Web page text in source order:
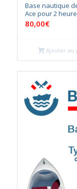
Base nautique
Ace pour 2
80,00€
Ajouter au